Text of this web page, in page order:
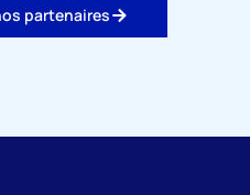
partenaires